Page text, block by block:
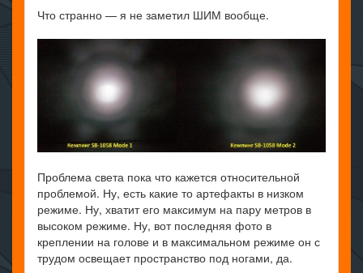
Что странно — я не заметил ШИМ вообще.
Проблема света пока что кажется относительной
проблемой. Ну, есть какие то артефакты в низком
режиме. Ну, хватит его максимум на пару метров в
высоком режиме. Ну, вот последняя фото в
креплении на голове и в максимальном режиме он с
трудом освещает пространство под ногами, да.